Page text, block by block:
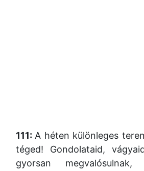
111: A héten különleges
téged! Gondolataid,
gyorsan